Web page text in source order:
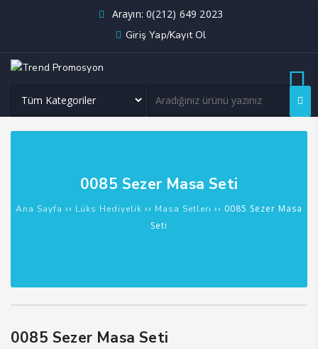
Arayın: 0(212) 649 2023
Giriş Yap/Kayıt Ol
0085 Sezer Masa Seti
Ana Sayfa ›› Lüks Hediyelik ›› Masa Setleri ›› 0085 Sezer Masa
Seti
0085 Sezer Masa Seti